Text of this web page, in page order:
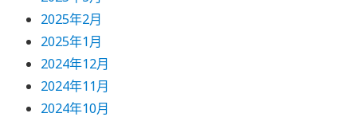
2025年2月
2025年1月
2024年12月
2024年11月
2024年10月